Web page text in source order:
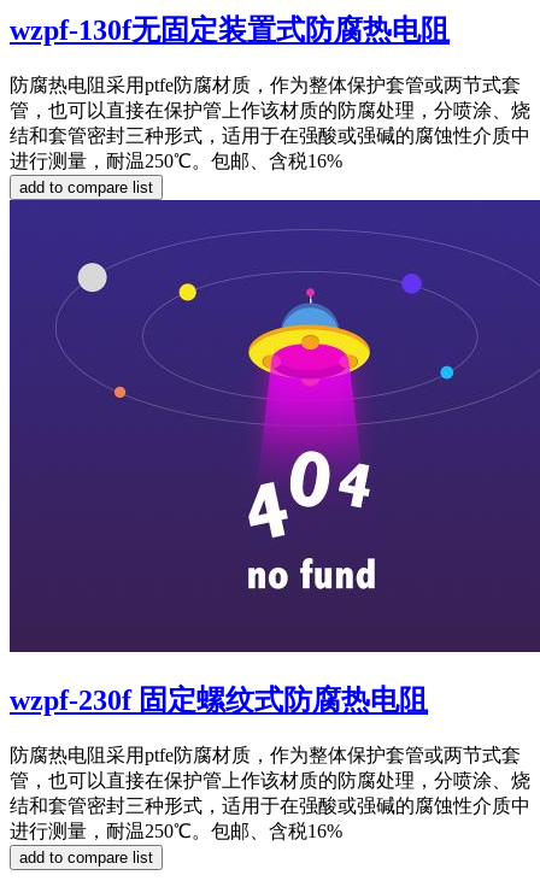
wzpf-130f无固定装置式防腐热电阻
防腐热电阻采用ptfe防腐材质，作为整体保护套管或两节式套
管，也可以直接在保护管上作该材质的防腐处理，分喷涂、烧
结和套管密封三种形式，适用于在强酸或强碱的腐蚀性介质中
进行测量，耐温250℃。包邮、含税16%
wzpf-230f 固定螺纹式防腐热电阻
防腐热电阻采用ptfe防腐材质，作为整体保护套管或两节式套
管，也可以直接在保护管上作该材质的防腐处理，分喷涂、烧
结和套管密封三种形式，适用于在强酸或强碱的腐蚀性介质中
进行测量，耐温250℃。包邮、含税16%